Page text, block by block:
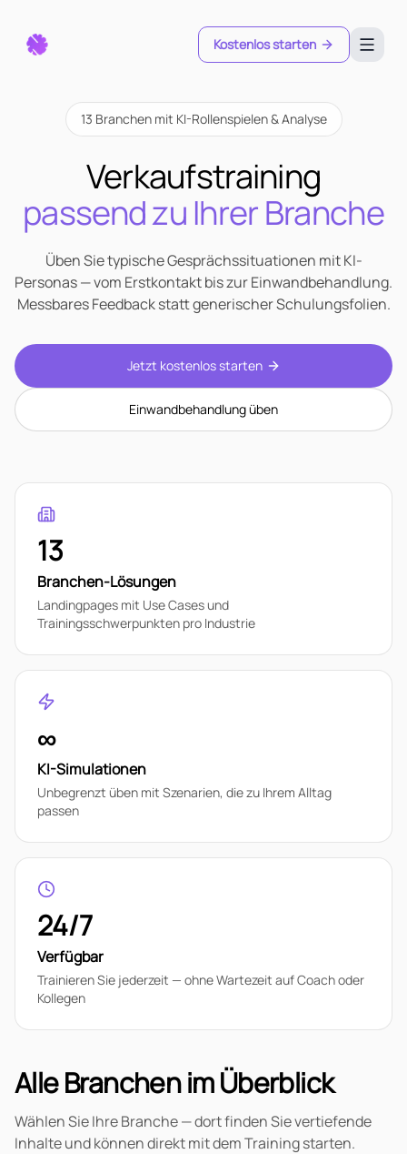
Kostenlos starten
13 Branchen mit KI-Rollenspielen & Analyse
Verkaufstraining
passend zu Ihrer Branche
Üben Sie typische Gesprächssituationen mit KI-
Personas — vom Erstkontakt bis zur Einwandbehandlung.
Messbares Feedback statt generischer Schulungsfolien.
Jetzt kostenlos starten
Einwandbehandlung üben
13
Branchen-Lösungen
Landingpages mit Use Cases und
Trainingsschwerpunkten pro Industrie
∞
KI-Simulationen
Unbegrenzt üben mit Szenarien, die zu Ihrem Alltag
passen
24/7
Verfügbar
Trainieren Sie jederzeit — ohne Wartezeit auf Coach oder
Kollegen
Alle Branchen im Überblick
Wählen Sie Ihre Branche — dort finden Sie vertiefende
Inhalte und können direkt mit dem Training starten.